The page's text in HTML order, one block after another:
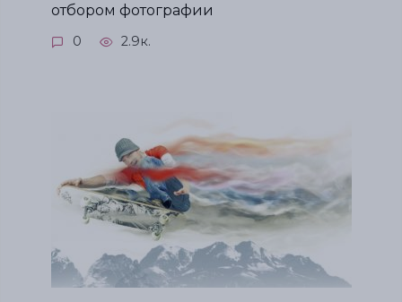
отбором фотографии
0 2.9к.